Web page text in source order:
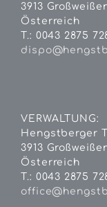
3913
Österreich
T.: 0043 2875
VERWALTUNG:
Hengstberger
3913
Österreich
T.: 0043 2875